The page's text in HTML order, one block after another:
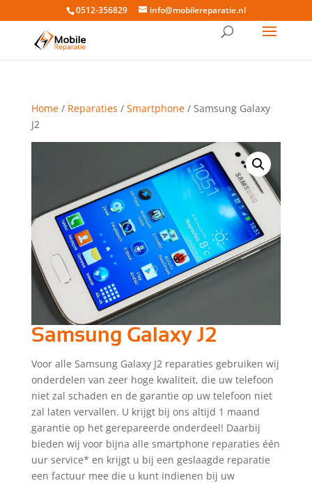
0512-356829 info@mobilereparatie.nl
Home/ Reparaties / Smartphone/ Samsung Galaxy
J2
Samsung Galaxy J2
Voor alle Samsung Galaxy J2 reparaties gebruiken wij
onderdelen van zeer hoge kwaliteit, die uw telefoon
niet zal schaden en de garantie op uw telefoon niet
zal laten vervallen. U krijgt bij ons altijd 1 maand
garantie op het gerepareerde onderdeel! Daarbij
bieden wij voor bijna alle smartphone reparaties één
uur service* en krijgt u bij een geslaagde reparatie
een factuur mee die u kunt indienen bij uw